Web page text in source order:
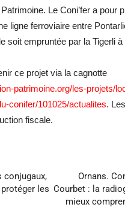
Le Coni’fer a pour
ligne ferroviaire entre
soit empruntée par la Tigerli
ce projet via la cagnotte
patrimoine.org/les-projets/
conifer/101025/actualites.
fiscale.
conjugaux,
les
Ornans.
Courbet : la
mieux